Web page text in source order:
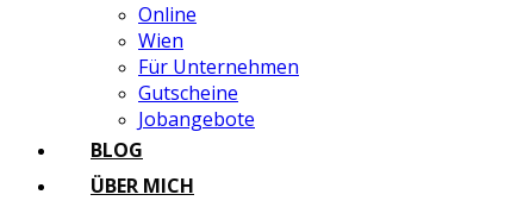
Online
Wien
Für Unternehmen
Gutscheine
Jobangebote
BLOG
ÜBER MICH